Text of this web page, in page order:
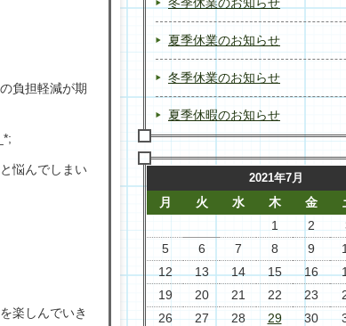
負担軽減が期
悩んでしまい
楽しんでいき
夏季休業のお知らせ
冬季休業のお知らせ
夏季休暇のお知らせ
2021年7月
月 火 水 木 金
1
2
5
6 7 8 9
12
13 14 15 16
19
20 21 22 23
26
27 28 29 30